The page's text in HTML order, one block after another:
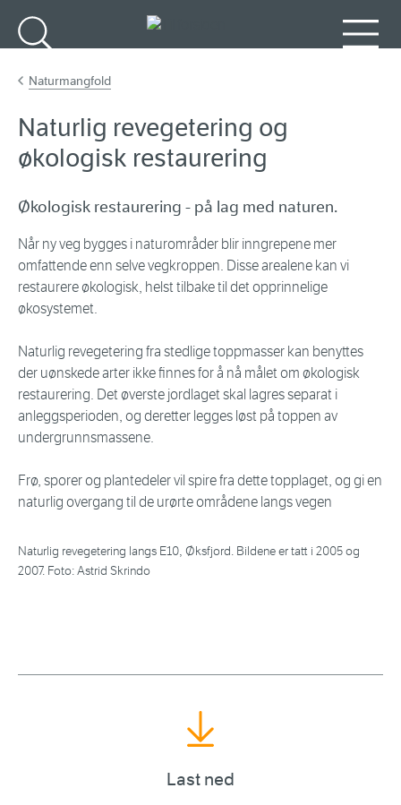
Naturmangfold
Naturlig revegetering og
økologisk restaurering
Økologisk restaurering - på lag med naturen.
Når ny veg bygges i naturområder blir inngrepene mer
omfattende enn selve vegkroppen. Disse arealene kan vi
restaurere økologisk, helst tilbake til det opprinnelige
økosystemet.
Naturlig revegetering fra stedlige toppmasser kan benyttes
der uønskede arter ikke finnes for å nå målet om økologisk
restaurering. Det øverste jordlaget skal lagres separat i
anleggsperioden, og deretter legges løst på toppen av
undergrunnsmassene.
Frø, sporer og plantedeler vil spire fra dette topplaget, og gi en
naturlig overgang til de urørte områdene langs vegen
Naturlig revegetering langs E10, Øksfjord. Bildene er tatt i 2005 og
2007. Foto: Astrid Skrindo
Last ned